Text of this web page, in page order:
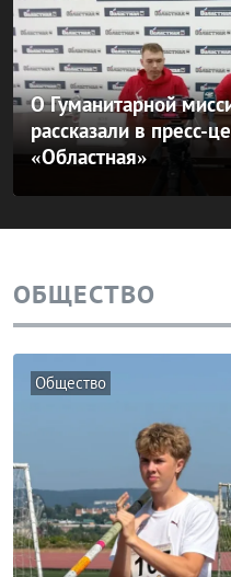
О Гуманитарной
рассказали в пресс-
«Областная»
ОБЩЕСТВО
Общество